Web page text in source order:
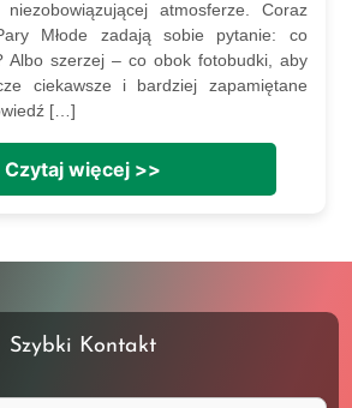
atmosferze. Coraz
Młode zadają sobie pytanie: co
Albo szerzej – co obok fotobudki, aby
ciekawsze i bardziej zapamiętane
[…]
Czytaj więcej >>
Szybki Kontakt